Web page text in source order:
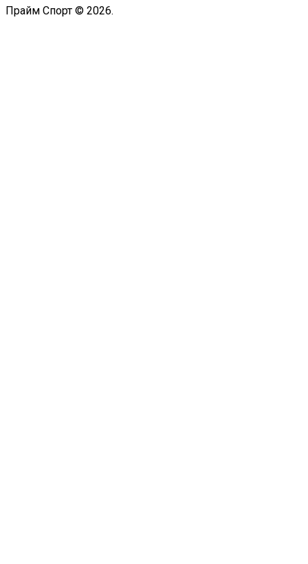
Прайм Спорт © 2026.